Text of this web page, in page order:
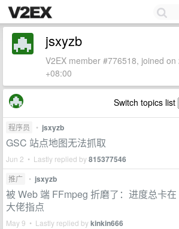
jsxyzb
V2EX member #776518, joined
+08:00
Switch topics list
程序员 • jsxyzb
GSC 站点地图无法抓取
Jun 2 • Lastly replied by815377546
推广 • jsxyzb
被 Web 端 FFmpeg 折磨了：进度总卡
大佬指点
May 9 • Lastly replied bykinkin666